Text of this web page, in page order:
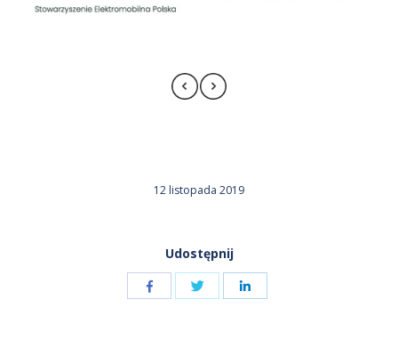
12 listopada 2019
Udostępnij
Udostępnij Udostępnij